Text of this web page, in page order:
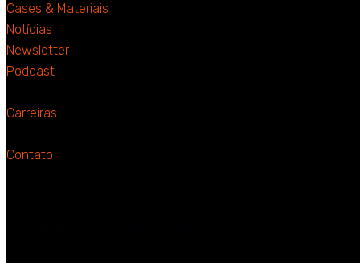
Cases & Materiais
Notícias
Newsletter
Podcast
Carreiras
Contato